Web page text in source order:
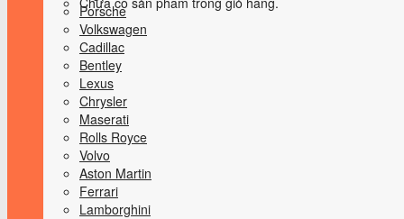
Porsche
Volkswagen
Cadillac
Bentley
Lexus
Chrysler
Maserati
Rolls Royce
Volvo
Aston Martin
Ferrari
Lamborghini